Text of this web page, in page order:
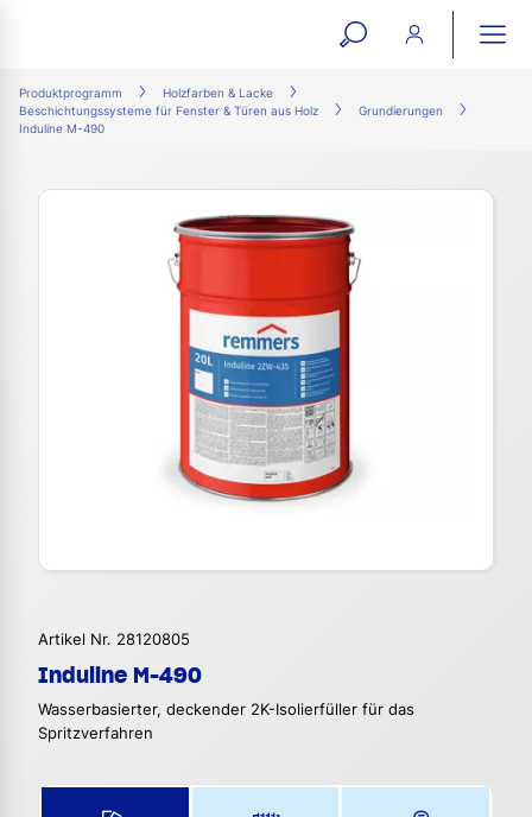
open
Produktprogramm
Holzfarben & Lacke
Beschichtungssysteme für Fenster & Türen aus Holz
Grundierungen
Induline M-490
Artikel Nr. 28120805
Induline M-490
Wasserbasierter, deckender 2K-Isolierfüller für das
Spritzverfahren